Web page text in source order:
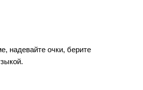
надевайте очки, берите